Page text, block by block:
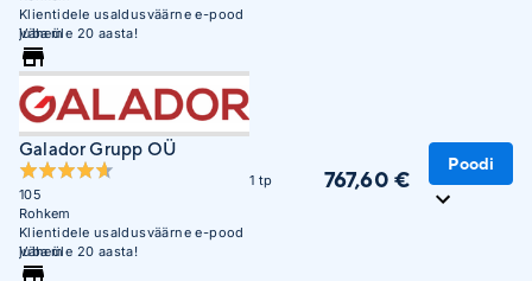
Klientidele usaldusväärne e-pood
juba üle 20 aasta!
Vähem
Galador Grupp OÜ
105
Rohkem
Klientidele usaldusväärne e-pood
juba üle 20 aasta!
Vähem
1 tp 767,60 €
Poodi